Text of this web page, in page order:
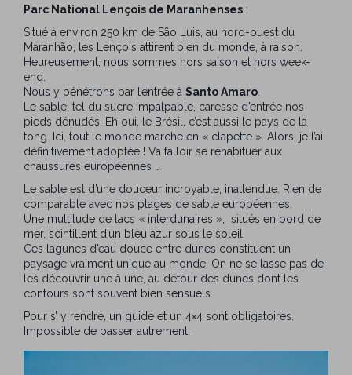
Parc National Lençois de Maranhenses :
Situé à environ 250 km de São Luis, au nord-ouest du
Maranhão, les Lençois attirent bien du monde, à raison.
Heureusement, nous sommes hors saison et hors week-
end.
Nous y pénétrons par l’entrée à Santo Amaro
Le sable, tel du sucre impalpable, caresse d’entrée nos
pieds dénudés. Eh oui, le Brésil, c’est aussi le pays de la
tong. Ici, tout le monde marche en « clapette ». Alors, je l’ai
définitivement adoptée ! Va falloir se réhabituer aux
chaussures européennes …
Le sable est d’une douceur incroyable, inattendue. Rien de
comparable avec nos plages de sable européennes.
Une multitude de lacs « interdunaires », situés en bord de
mer, scintillent d’un bleu azur sous le soleil.
Ces lagunes d’eau douce entre dunes constituent un
paysage vraiment unique au monde. On ne se lasse pas de
les découvrir une à une, au détour des dunes dont les
contours sont souvent bien sensuels.
Pour s’ y rendre, un guide et un 4×4 sont obligatoires.
Impossible de passer autrement.